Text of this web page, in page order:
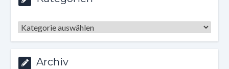
Kategorien
Archiv